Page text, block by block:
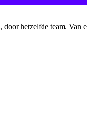
hetzelfde team.